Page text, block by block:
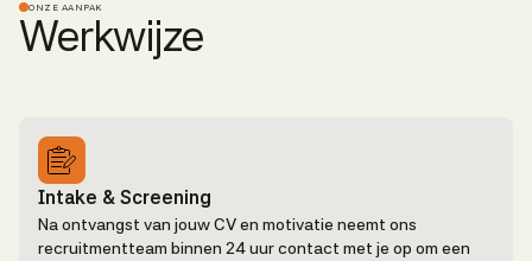
ONZE AANPAK
Werkwijze
Intake & Screening
Na ontvangst van jouw CV en motivatie neemt ons
recruitmentteam binnen 24 uur contact met je op om een